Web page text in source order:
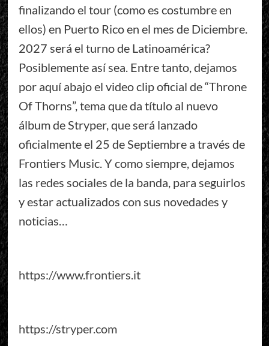
finalizando el tour (como es costumbre en
ellos) en Puerto Rico en el mes de Diciembre.
2027 será el turno de Latinoamérica?
Posiblemente así sea. Entre tanto, dejamos
por aquí abajo el video clip oficial de “Throne
Of Thorns”, tema que da título al nuevo
álbum de Stryper, que será lanzado
oficialmente el 25 de Septiembre a través de
Frontiers Music. Y como siempre, dejamos
las redes sociales de la banda, para seguirlos
y estar actualizados con sus novedades y
noticias…
https://www.frontiers.it
https://stryper.com